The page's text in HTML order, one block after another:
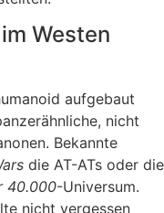
Westen
aufgebaut
nicht
Bekannte
die AT-ATs oder die
40.000-Universum.
nicht vergessen